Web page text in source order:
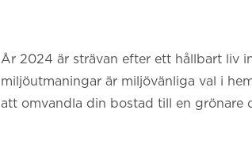
År 2024 är strävan efter ett hållbart liv
miljöutmaningar är miljövänliga val i
att omvandla din bostad till en grönare